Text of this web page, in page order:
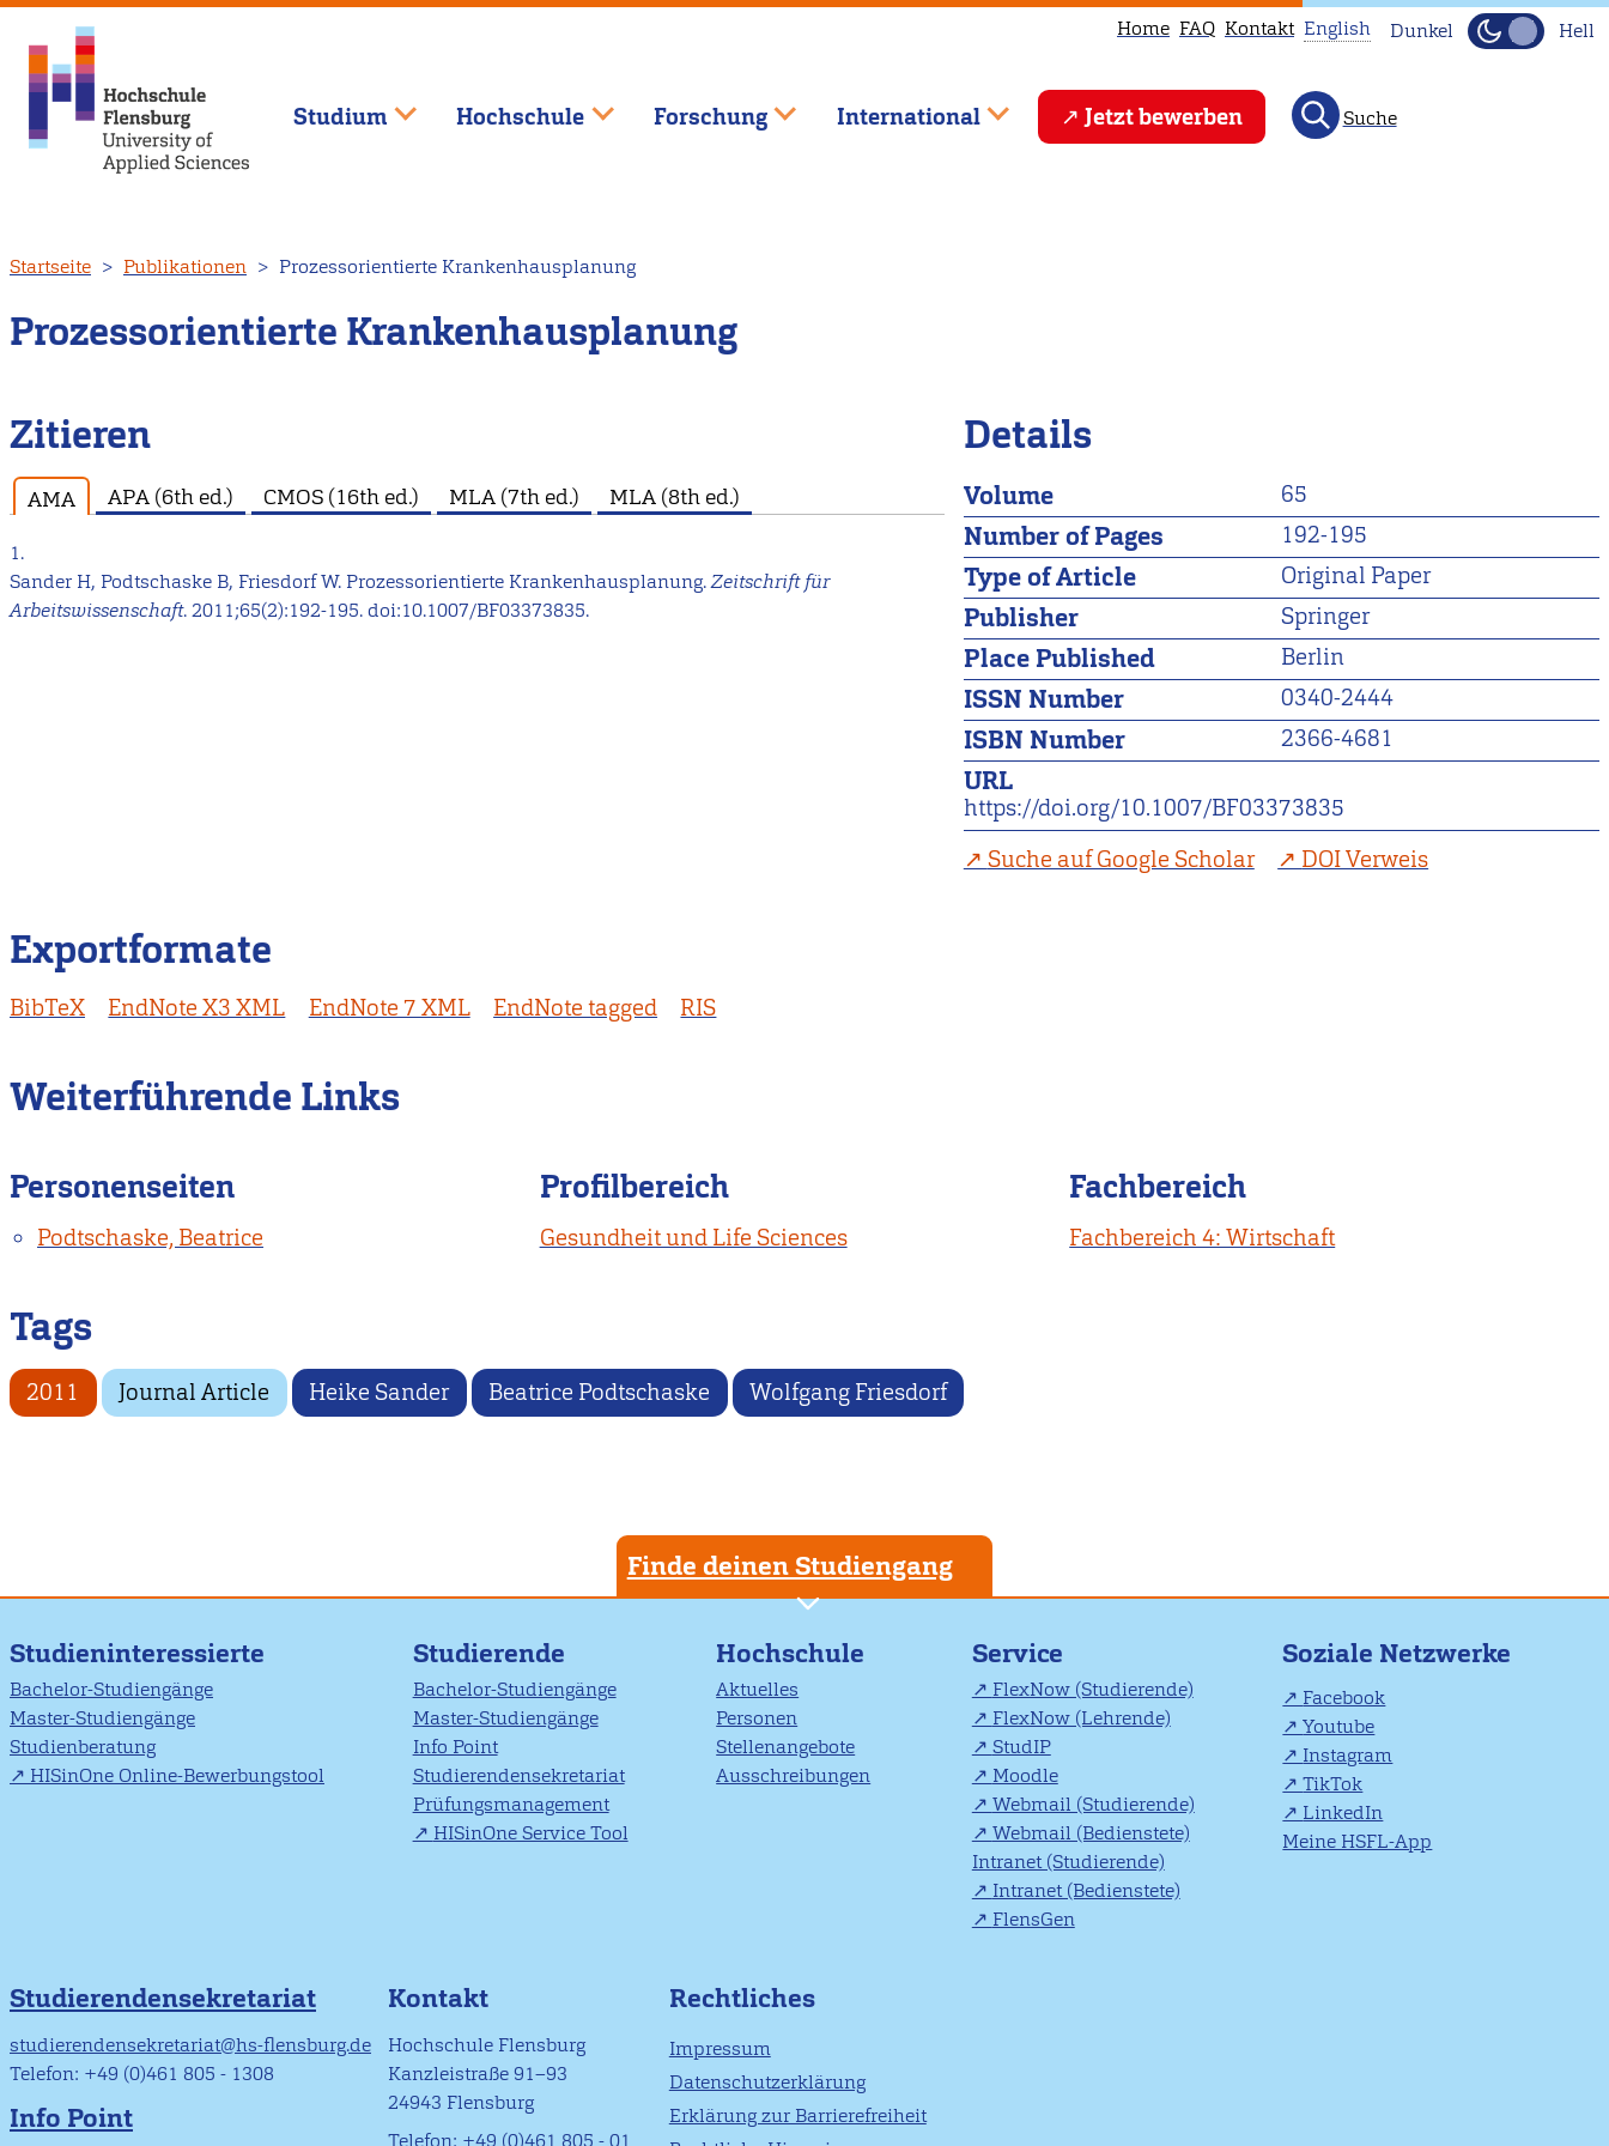
zum
Inhalt
Home FAQ Kontakt
This
page
instead.
English Dunkel Hell
Studium Hochschule Forschung International Jetzt bewerben Suche
Startseite Publikationen Prozessorientierte Krankenhausplanung
Prozessorientierte Krankenhausplanung
Zitieren
AMA APA (6th ed.) CMOS (16th ed.) MLA (7th ed.) MLA (8th ed.)
1.
Sander H, Podtschaske B, Friesdorf W. Prozessorientierte Krankenhausplanung.Zeitschrift für
Arbeitswissenschaft. 2011;65(2):192-195. doi:10.1007/BF03373835.
Details
Volume 65
Number of Pages 192-195
Type of Article Original Paper
Publisher Springer
Place Published Berlin
ISSN Number 0340-2444
ISBN Number 2366-4681
URL
https://doi.org/10.1007/BF03373835
Suche auf Google Scholar
DOI Verweis
Exportformate
BibTeX EndNote X3 XML EndNote 7 XML EndNote tagged RIS
Weiterführende Links
Personenseiten
Podtschaske, Beatrice
Profilbereich
Gesundheit und Life Sciences
Fachbereich
Fachbereich 4: Wirtschaft
Tags
2011 Journal Article Heike Sander Beatrice Podtschaske Wolfgang Friesdorf
Finde deinen Studiengang
Studieninteressierte
Bachelor-Studiengänge
Master-Studiengänge
Studienberatung
HISinOne Online-Bewerbungstool
Studierende
Bachelor-Studiengänge
Master-Studiengänge
Info Point
Studierendensekretariat
Prüfungsmanagement
HISinOne Service Tool
Hochschule
Aktuelles
Personen
Stellenangebote
Ausschreibungen
Service
FlexNow (Studierende)
FlexNow (Lehrende)
StudIP
Moodle
Webmail (Studierende)
Webmail (Bedienstete)
Intranet (Studierende)
Intranet (Bedienstete)
FlensGen
Soziale Netzwerke
Facebook
Youtube
Instagram
TikTok
LinkedIn
Meine HSFL-App
Studierendensekretariat
studierendensekretariat@hs-flensburg.de
Telefon: +49 (0)461 805 - 1308
Info Point
Kontakt
Hochschule Flensburg
Kanzleistraße 91–93
24943 Flensburg
Telefon: +49 (0)461 805 - 01
Rechtliches
Impressum
Datenschutzerklärung
Erklärung zur Barrierefreiheit